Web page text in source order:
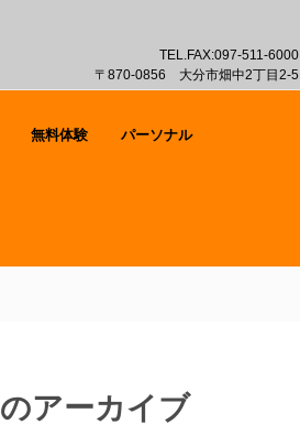
TEL.FAX:097-511-6000
〒870-0856 大分市畑中2丁目2-5
無料体験 パーソナル
のアーカイブ